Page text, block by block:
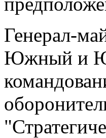
Генерал-
Южный и